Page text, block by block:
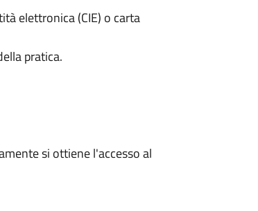
elettronica (CIE) o carta
pratica.
si ottiene l'accesso al